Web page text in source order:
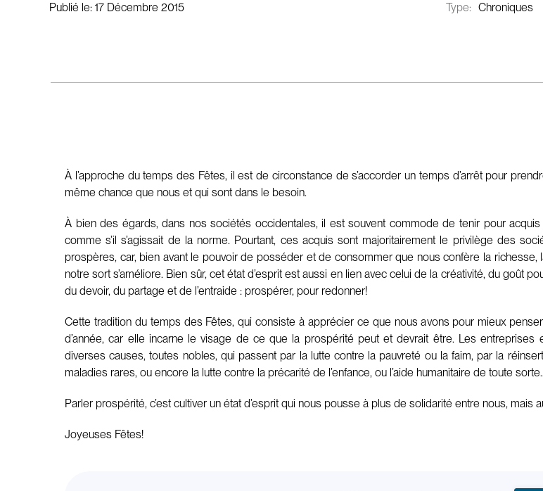
Publié le: 17 Décembre 2015 Type: Chroniques
À l’approche du temps des Fêtes, il est de circonstance de s’accorder un temps d’arrêt pour
même chance que nous et qui sont dans le besoin.
À bien des égards, dans nos sociétés occidentales, il est souvent commode de tenir pour
comme s’il s’agissait de la norme. Pourtant, ces acquis sont majoritairement le privilège des
prospères, car, bien avant le pouvoir de posséder et de consommer que nous confère la richesse,
notre sort s’améliore. Bien sûr, cet état d’esprit est aussi en lien avec celui de la créativité, du goût
du devoir, du partage et de l’entraide : prospérer, pour redonner!
Cette tradition du temps des Fêtes, qui consiste à apprécier ce que nous avons pour mieux
d’année, car elle incarne le visage de ce que la prospérité peut et devrait être. Les entreprises
diverses causes, toutes nobles, qui passent par la lutte contre la pauvreté ou la faim, par la
maladies rares, ou encore la lutte contre la précarité de l’enfance, ou l’aide humanitaire de toute
Parler prospérité, c’est cultiver un état d’esprit qui nous pousse à plus de solidarité entre nous,
Joyeuses Fêtes!